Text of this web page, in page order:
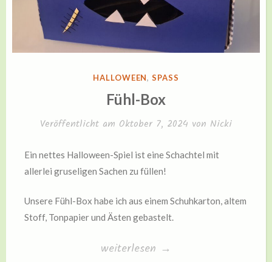
VERÖFFENTLICHT
HALLOWEEN,SPASS
Fühl-Box
Veröffentlicht am Oktober 7, 2024 von Nicki
Ein nettes Halloween-Spiel ist eine Schachtel mit
allerlei gruseligen Sachen zu füllen!
Unsere Fühl-Box habe ich aus einem Schuhkarton, altem
Stoff, Tonpapier und Ästen gebastelt.
„Fühl-
weiterlesen →